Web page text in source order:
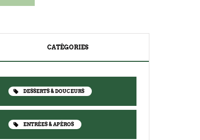
CATÉGORIES
DESSERTS & DOUCEURS
ENTRÉES & APÉROS